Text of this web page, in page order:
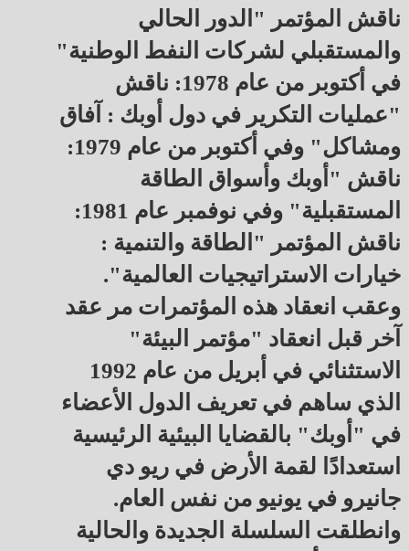
ناقش المؤتمر "الدور الحالي
والمستقبلي لشركات النفط الوطنية"
في أكتوبر من عام 1978: ناقش
"عمليات التكرير في دول أوبك : آفاق
ومشاكل" وفي أكتوبر من عام 1979:
ناقش "أوبك وأسواق الطاقة
المستقبلية" وفي نوفمبر عام 1981:
ناقش المؤتمر "الطاقة والتنمية :
خيارات الاستراتيجيات العالمية".
وعقب انعقاد هذه المؤتمرات مر عقد
آخر قبل انعقاد "مؤتمر البيئة"
الاستثنائي في أبريل من عام 1992
الذي ساهم في تعريف الدول الأعضاء
في "أوبك" بالقضايا البيئية الرئيسية
استعدادًا لقمة الأرض في ريو دي
جانيرو في يونيو من نفس العام.
وانطلقت السلسلة الجديدة والحالية